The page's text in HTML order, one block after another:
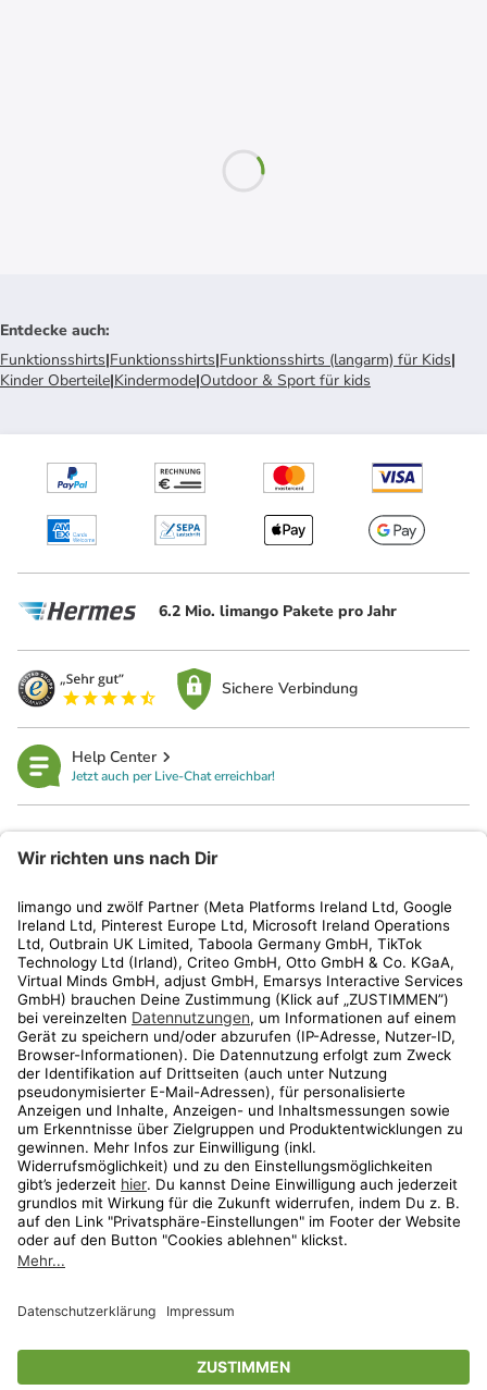
Entdecke auch:
Funktionsshirts|Funktionsshirts|Funktionsshirts (langarm) für Kids|
Kinder Oberteile|Kindermode|Outdoor & Sport für kids
6.2 Mio. limango Pakete pro Jahr
Sichere Verbindung
Help Center
Jetzt auch per Live-Chat erreichbar!
Kundenservice
Shop
Aktionen
Travel